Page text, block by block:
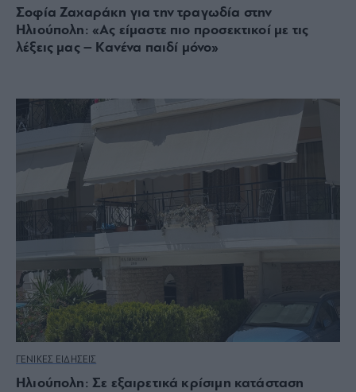
Σοφία Ζαχαράκη για την τραγωδία στην
Ηλιούπολη: «Ας είμαστε πιο προσεκτικοί με τις
λέξεις μας – Κανένα παιδί μόνο»
ΓΕΝΙΚΕΣ ΕΙΔΗΣΕΙΣ
Ηλιούπολη: Σε εξαιρετικά κρίσιμη κατάσταση